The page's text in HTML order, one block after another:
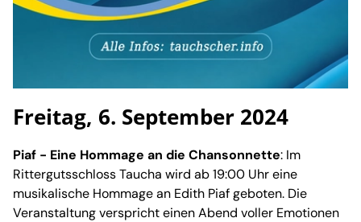
Freitag, 6. September 2024
Piaf - Eine Hommage an die Chansonnette: Im
Rittergutsschloss Taucha wird ab 19:00 Uhr eine
musikalische Hommage an Edith Piaf geboten. Die
Veranstaltung verspricht einen Abend voller Emotionen